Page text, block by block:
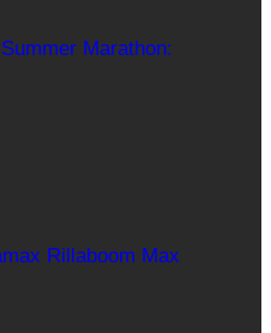
Marathon:
Rillaboom Max